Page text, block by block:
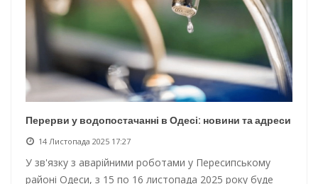
Перерви у водопостачанні в Одесі: новини та адреси
14 Листопада 2025 17:27
У зв'язку з аварійними роботами у Пересипському
районі Одеси, з 15 по 16 листопада 2025 року буде